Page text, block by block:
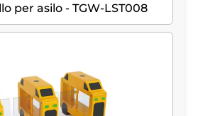
per asilo - TGW-LST008